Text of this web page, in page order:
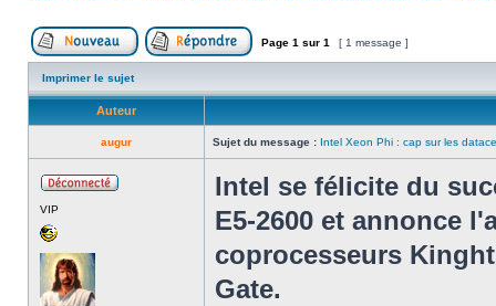
Poster un nouveau sujetRépondre au sujet
Page 1 sur 1 [ 1 message ]
Imprimer le sujet
Auteur
augur Sujet du message : Intel Xeon Phi : cap sur les
VIP
Intel se félicite du
E5-2600 et annonce
coprocesseurs
Gate.